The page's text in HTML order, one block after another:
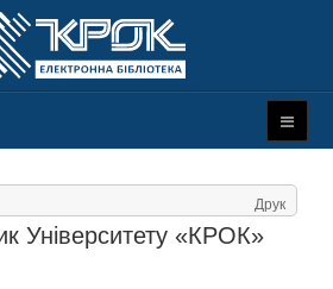
Друк
Університету «КРОК»